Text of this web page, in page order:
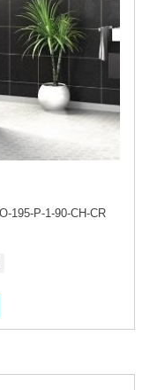
195-P-1-90-CH-CR